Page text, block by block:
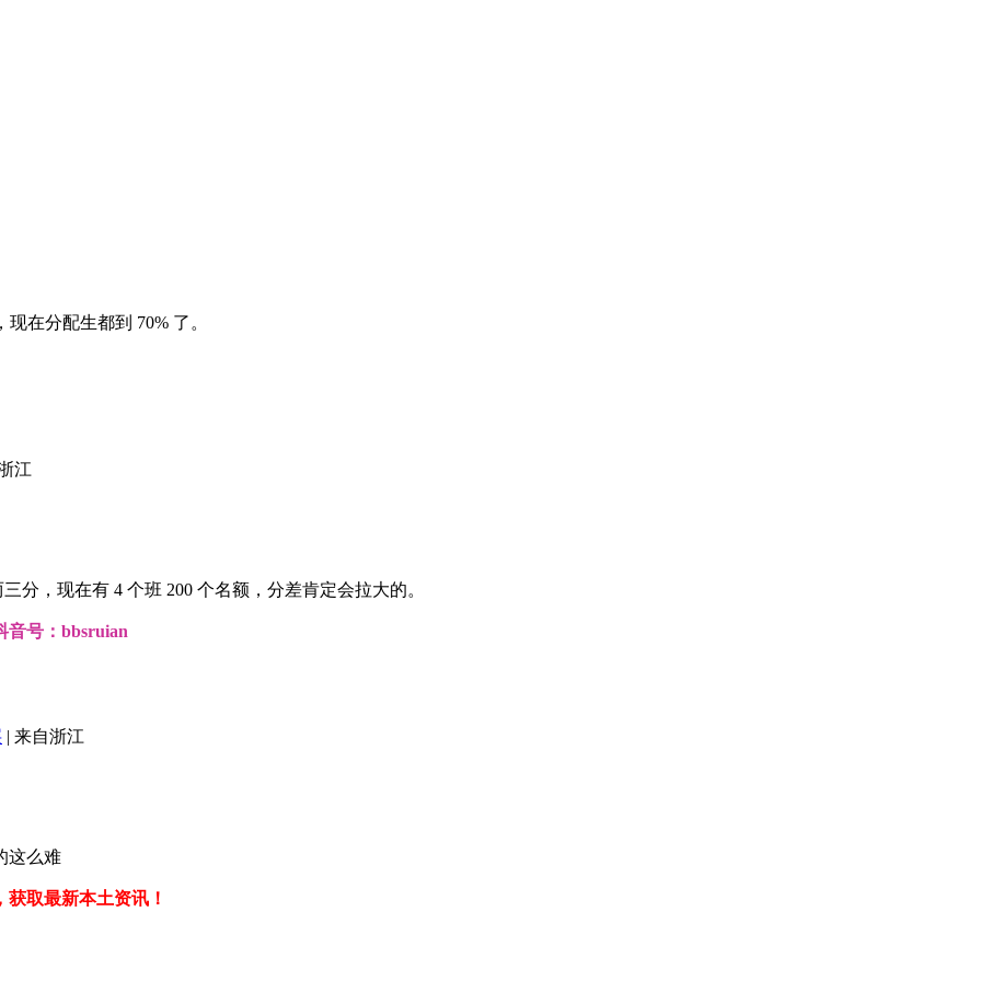
在分配生都到 70% 了。
江
分，现在有 4 个班 200 个名额，分差肯定会拉大的。
音号：bbsruian
| 来自浙江
这么难
取最新本土资讯！